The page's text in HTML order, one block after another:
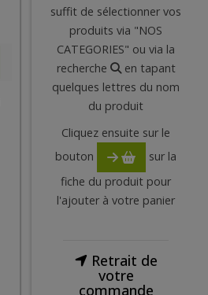
suffit de sélectionner vos
produits via "NOS
CATEGORIES" ou via la
recherche
en tapant
quelques lettres du nom
du produit
Cliquez ensuite sur le
bouton
sur la
fiche du produit pour
l'ajouter à votre panier
Retrait de
votre
commande